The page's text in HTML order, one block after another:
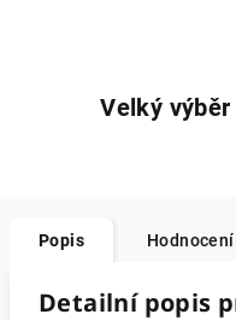
Velký
Popis
Detailní popis